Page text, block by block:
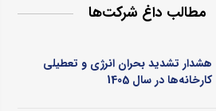
مطالب داغ شرکت‌ها
هشدار تشدید بحران انرژی و تعطیلی
کارخانه‌ها در سال 1405